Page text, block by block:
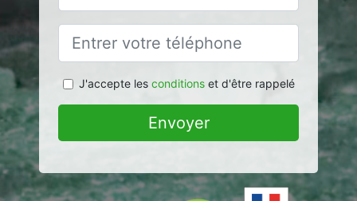
J'accepte les conditionset d'être rappelé
Envoyer